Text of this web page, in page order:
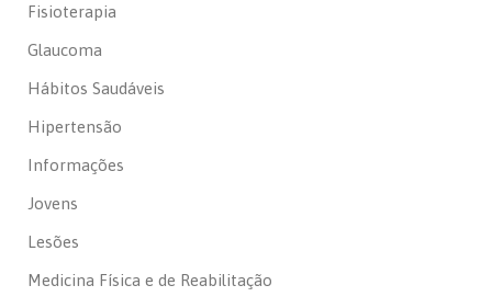
Fisioterapia
Glaucoma
Hábitos Saudáveis
Hipertensão
Informações
Jovens
Lesões
Medicina Física e de Reabilitação